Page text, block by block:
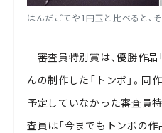
はんだごてや1円玉と比べると、
審査員特別賞は、優勝作品
んの制作した「トンボ」。同
予定していなかった審査員
査員は「今までもトンボの